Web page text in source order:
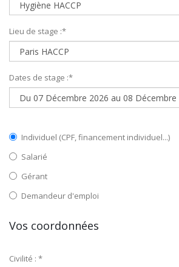
Lieu de stage :*
Dates de stage :*
Individuel (CPF, financement individuel...)
Salarié
Gérant
Demandeur d'emploi
Vos coordonnées
Civilité : *